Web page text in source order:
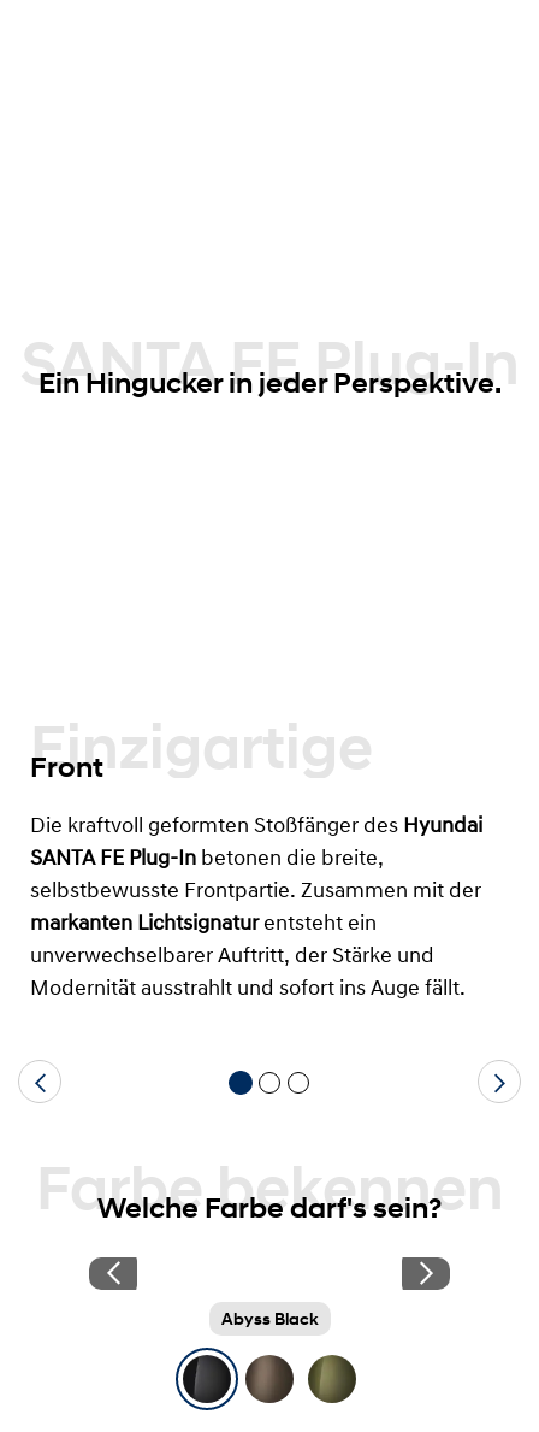
SANTA FE Plug-In
Ein Hingucker in jeder Perspektive.
Einzigartige
Front
Die kraftvoll geformten Stoßfänger des Hyundai
SANTA FE Plug-In betonen die breite,
selbstbewusste Frontpartie. Zusammen mit der
markanten Lichtsignatur entsteht ein
unverwechselbarer Auftritt, der Stärke und
Modernität ausstrahlt und sofort ins Auge fällt.
Farbe bekennen
Welche Farbe darf's sein?
Abyss Black